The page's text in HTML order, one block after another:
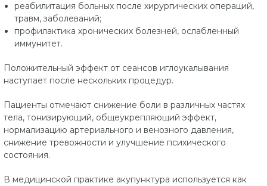
реабилитация больных после хирургических операций,
травм, заболеваний;
профилактика хронических болезней, ослабленный
иммунитет.
Положительный эффект от сеансов иглоукалывания
наступает после нескольких процедур.
Пациенты отмечают снижение боли в различных частях
тела, тонизирующий, общеукрепляющий эффект,
нормализацию артериального и венозного давления,
снижение тревожности и улучшение психического
состояния.
В медицинской практике акупунктура используется как